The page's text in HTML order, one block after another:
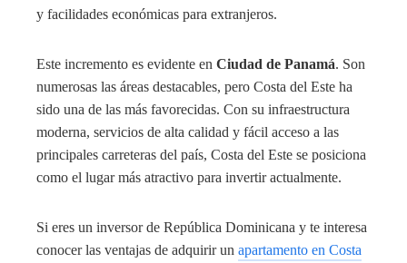
y facilidades económicas para extranjeros.
Este incremento es evidente en Ciudad de Panamá. Son
numerosas las áreas destacables, pero Costa del Este ha
sido una de las más favorecidas. Con su infraestructura
moderna, servicios de alta calidad y fácil acceso a las
principales carreteras del país, Costa del Este se posiciona
como el lugar más atractivo para invertir actualmente.
Si eres un inversor de República Dominicana y te interesa
conocer las ventajas de adquirir un apartamento en Costa